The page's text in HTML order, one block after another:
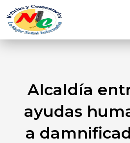
Alcaldía
ayudas
a